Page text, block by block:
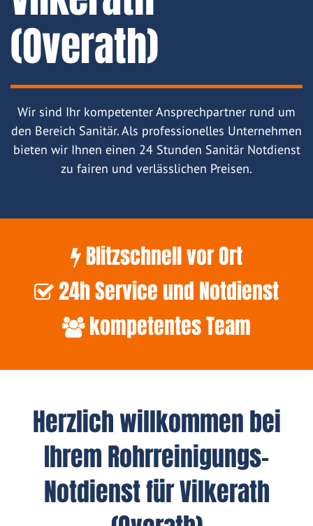
(Overath)
Wir sind Ihr kompetenter Ansprechpartner rund um
den Bereich Sanitär. Als professionelles Unternehmen
bieten wir Ihnen einen 24 Stunden Sanitär Notdienst
zu fairen und verlässlichen Preisen.
Blitzschnell vor Ort
24h Service und Notdienst
kompetentes Team
Herzlich willkommen bei
Ihrem Rohrreinigungs-
Notdienst für Vilkerath